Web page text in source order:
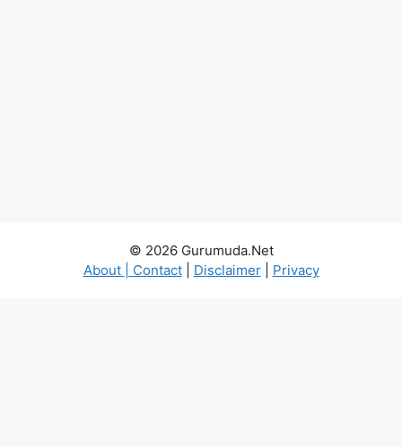
© 2026 Gurumuda.Net
About
Contact| Disclaimer| Privacy